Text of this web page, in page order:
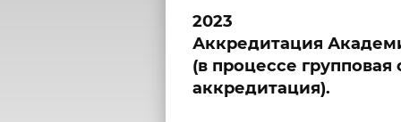
2023
Аккредитация
(в процессе
аккредитация).